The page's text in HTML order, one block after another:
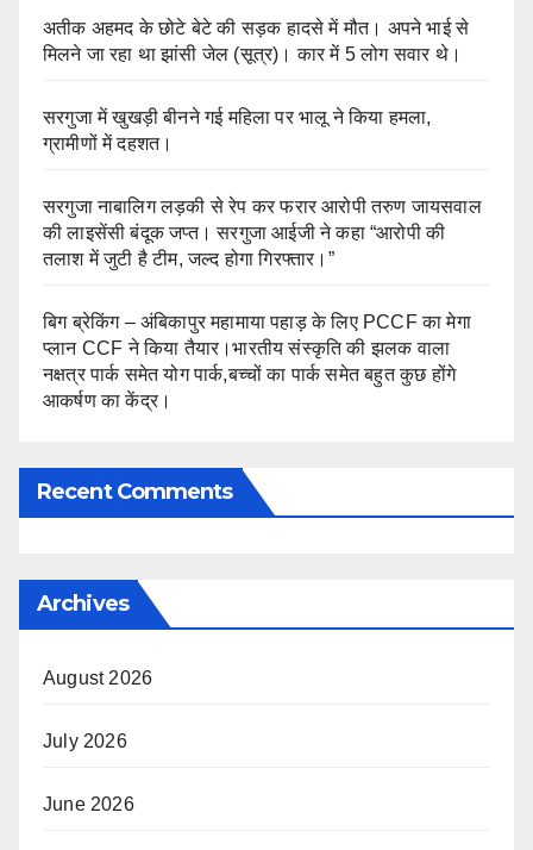
अतीक अहमद के छोटे बेटे की सड़क हादसे में मौत। अपने भाई से
मिलने जा रहा था झांसी जेल (सूत्र)। कार में 5 लोग सवार थे।
सरगुजा में खुखड़ी बीनने गई महिला पर भालू ने किया हमला,
ग्रामीणों में दहशत।
सरगुजा नाबालिग लड़की से रेप कर फरार आरोपी तरुण जायसवाल
की लाइसेंसी बंदूक जप्त। सरगुजा आईजी ने कहा “आरोपी की
तलाश में जुटी है टीम, जल्द होगा गिरफ्तार।”
बिग ब्रेकिंग – अंबिकापुर महामाया पहाड़ के लिए PCCF का मेगा
प्लान CCF ने किया तैयार।भारतीय संस्कृति की झलक वाला
नक्षत्र पार्क समेत योग पार्क,बच्चों का पार्क समेत बहुत कुछ होंगे
आकर्षण का केंद्र।
Recent Comments
Archives
August 2026
July 2026
June 2026